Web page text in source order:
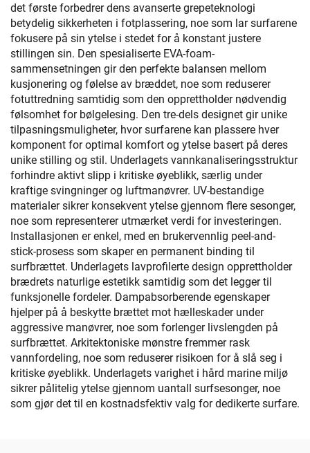
det første forbedrer dens avanserte grepeteknologi
betydelig sikkerheten i fotplassering, noe som lar surfarene
fokusere på sin ytelse i stedet for å konstant justere
stillingen sin. Den spesialiserte EVA-foam-
sammensetningen gir den perfekte balansen mellom
kusjonering og følelse av bræddet, noe som reduserer
fotuttredning samtidig som den opprettholder nødvendig
følsomhet for bølgelesing. Den tre-dels designet gir unike
tilpasningsmuligheter, hvor surfarene kan plassere hver
komponent for optimal komfort og ytelse basert på deres
unike stilling og stil. Underlagets vannkanaliseringsstruktur
forhindre aktivt slipp i kritiske øyeblikk, særlig under
kraftige svingninger og luftmanøvrer. UV-bestandige
materialer sikrer konsekvent ytelse gjennom flere sesonger,
noe som representerer utmærket verdi for investeringen.
Installasjonen er enkel, med en brukervennlig peel-and-
stick-prosess som skaper en permanent binding til
surfbrættet. Underlagets lavprofilerte design opprettholder
brædrets naturlige estetikk samtidig som det legger til
funksjonelle fordeler. Dampabsorberende egenskaper
hjelper på å beskytte brættet mot hælleskader under
aggressive manøvrer, noe som forlenger livslengden på
surfbrættet. Arkitektoniske mønstre fremmer rask
vannfordeling, noe som reduserer risikoen for å slå seg i
kritiske øyeblikk. Underlagets varighet i hård marine miljø
sikrer pålitelig ytelse gjennom uantall surfsesonger, noe
som gjør det til en kostnadsfektiv valg for dedikerte surfare.